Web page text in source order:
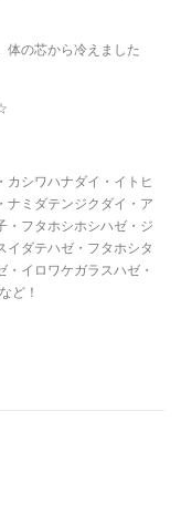
体の芯から冷えました
カシワハナダイ・イトヒ
ナミダテンジクダイ・ア
・フタホシホシハゼ・ジ
イダテハゼ・フタホシタ
イロワケガラスハゼ・
ど！